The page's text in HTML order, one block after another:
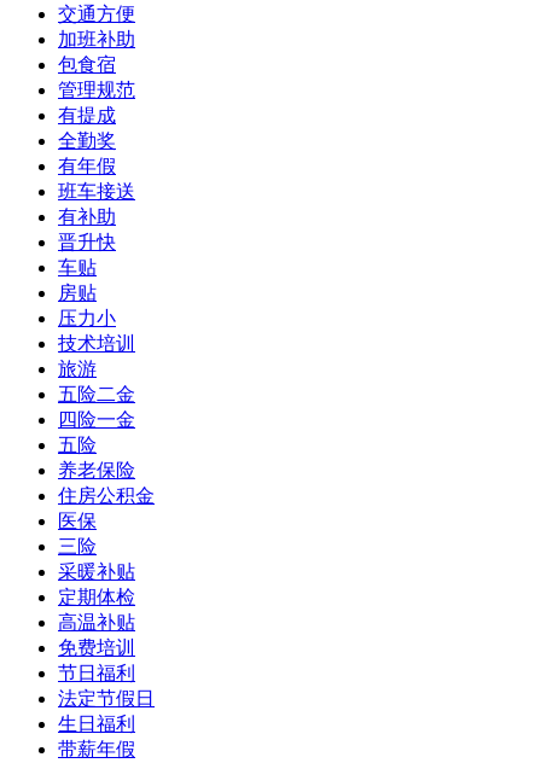
交通方便
加班补助
包食宿
管理规范
有提成
全勤奖
有年假
班车接送
有补助
晋升快
车贴
房贴
压力小
技术培训
旅游
五险二金
四险一金
五险
养老保险
住房公积金
医保
三险
采暖补贴
定期体检
高温补贴
免费培训
节日福利
法定节假日
生日福利
带薪年假